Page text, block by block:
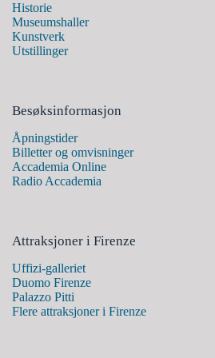
Historie
Museumshaller
Kunstverk
Utstillinger
Besøksinformasjon
Åpningstider
Billetter og omvisninger
Accademia Online
Radio Accademia
Attraksjoner i Firenze
Uffizi-galleriet
Duomo Firenze
Palazzo Pitti
Flere attraksjoner i Firenze